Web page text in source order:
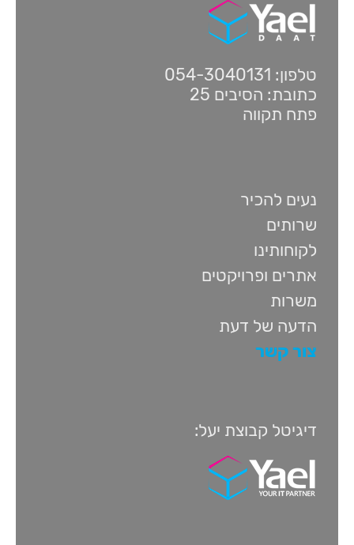
טלפון: 054-3040131
כתובת: הסיבים 25
פתח תקווה
נעים להכיר
שרותים
לקוחותינו
אתרים ופרויקטים
משרות
הדעה של דעת
צור קשר
דיגיטל קבוצת יעל: